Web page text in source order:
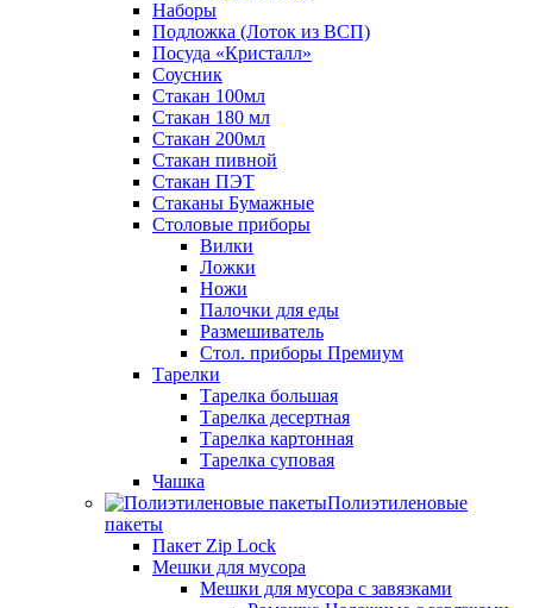
Наборы
Подложка (Лоток из ВСП)
Посуда «Кристалл»
Соусник
Стакан 100мл
Стакан 180 мл
Стакан 200мл
Стакан пивной
Стакан ПЭТ
Стаканы Бумажные
Столовые приборы
Вилки
Ложки
Ножи
Палочки для еды
Размешиватель
Стол. приборы Премиум
Тарелки
Тарелка большая
Тарелка десертная
Тарелка картонная
Тарелка суповая
Чашка
Полиэтиленовые
пакеты
Пакет Zip Lock
Мешки для мусора
Мешки для мусора с завязками